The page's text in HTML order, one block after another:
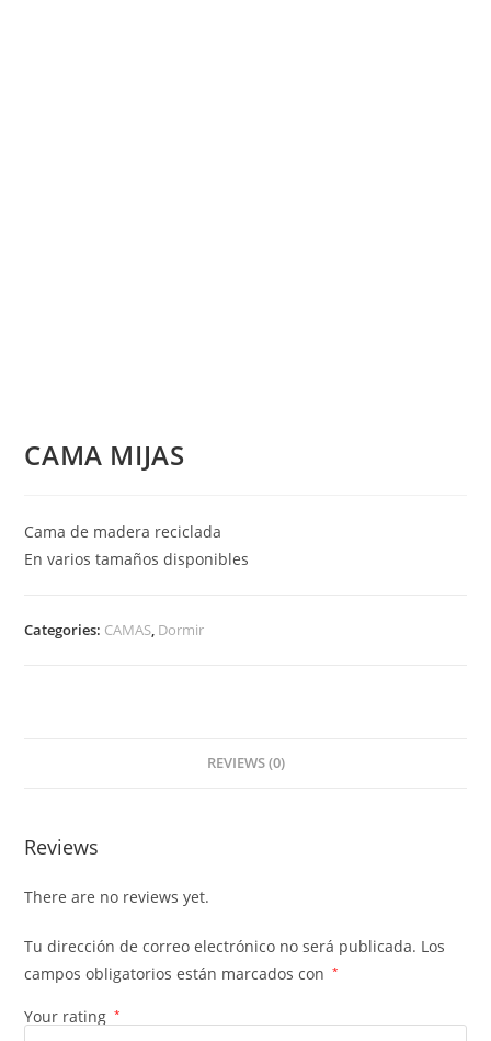
CAMA MIJAS
Cama de madera reciclada
En varios tamaños disponibles
Categories: CAMAS, Dormir
REVIEWS (0)
Reviews
There are no reviews yet.
Tu dirección de correo electrónico no será publicada. Los
campos obligatorios están marcados con
*
Your rating *